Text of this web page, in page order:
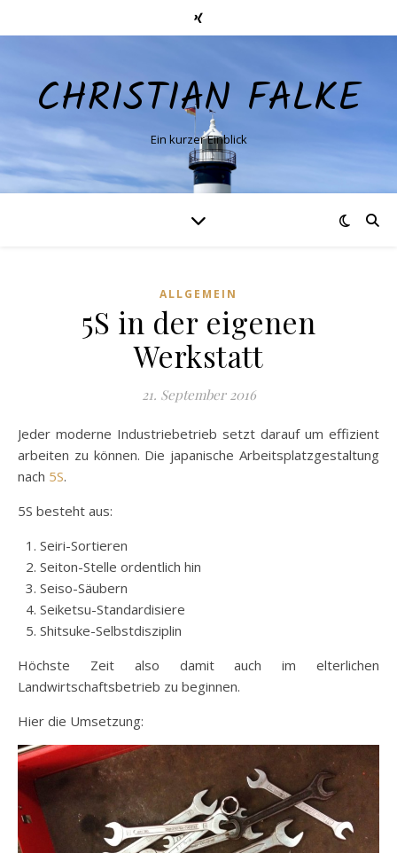
CHRISTIAN FALKE
Ein kurzer Einblick
ALLGEMEIN
5S in der eigenen
Werkstatt
21. September 2016
Jeder moderne Industriebetrieb setzt darauf um effizient
arbeiten zu können. Die japanische Arbeitsplatzgestaltung
nach 5S.
5S besteht aus:
Seiri-Sortieren
Seiton-Stelle ordentlich hin
Seiso-Säubern
Seiketsu-Standardisiere
Shitsuke-Selbstdisziplin
Höchste Zeit also damit auch im elterlichen
Landwirtschaftsbetrieb zu beginnen.
Hier die Umsetzung: